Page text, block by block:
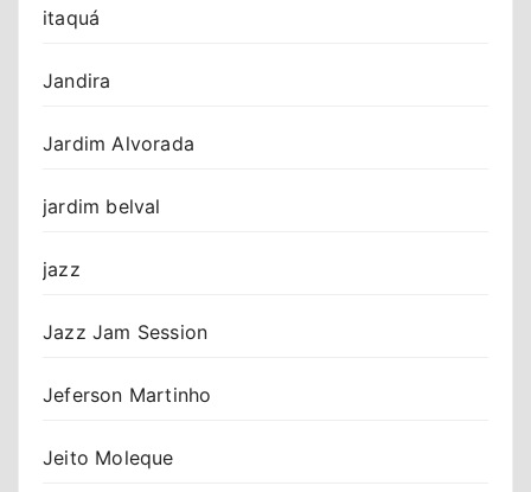
itaquá
Jandira
Jardim Alvorada
jardim belval
jazz
Jazz Jam Session
Jeferson Martinho
Jeito Moleque